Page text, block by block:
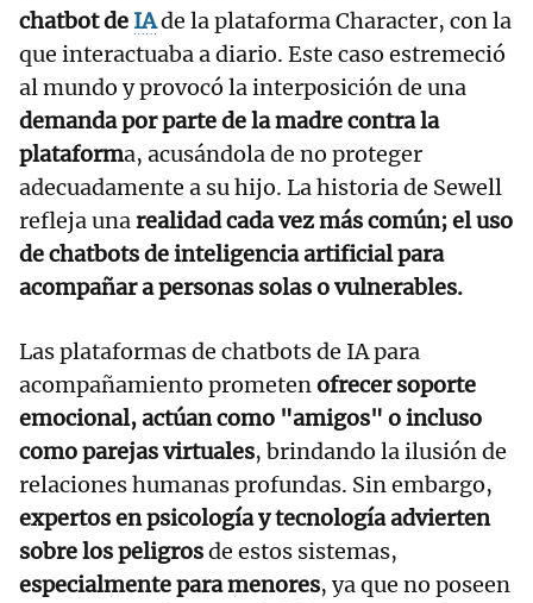
chatbot de IAde la plataforma Character, con la
que interactuaba a diario. Este caso estremeció
al mundo y provocó la interposición de una
demanda por parte de la madre contra la
plataforma, acusándola de no proteger
adecuadamente a su hijo. La historia de Sewell
refleja unarealidad cada vez más común; el uso
de chatbots de inteligencia artificial para
acompañar a personas solas o vulnerables.
Las plataformas de chatbots de IA para
acompañamiento prometenofrecer soporte
emocional, actúan como "amigos" o incluso
como parejas virtuales, brindando la ilusión de
relaciones humanas profundas. Sin embargo,
expertos en psicología y tecnología advierten
sobre los peligrosde estos sistemas,
especialmente para menores, ya que no poseen